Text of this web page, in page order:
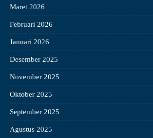
Maret 2026
Februari 2026
Januari 2026
Desember 2025
November 2025
Oktober 2025
September 2025
Agustus 2025